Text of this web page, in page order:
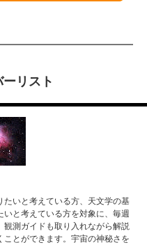
リスト
いと考えている方、天文学の基
と考えている方を対象に、毎週
観測ガイドも取り入れながら解説
ことができます。宇宙の神秘さを